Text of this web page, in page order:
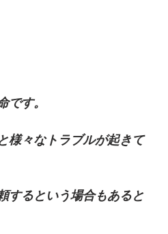
す。
々なトラブルが起きて
るという場合もあると